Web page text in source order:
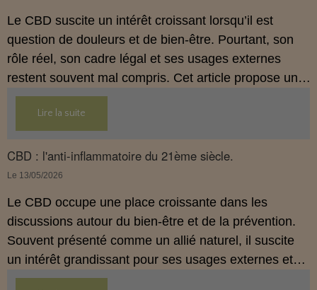
Le CBD suscite un intérêt croissant lorsqu’il est
question de douleurs et de bien‑être. Pourtant, son
rôle réel, son cadre légal et ses usages externes
restent souvent mal compris. Cet article propose une
mise au point claire, moderne et conforme à la
réglementation française de 2026, afin de mieux
comprendre comment le CBD s’intègre dans une
approche globale de prévention.
Lire la suite
CBD : l'anti-inflammatoire du 21ème siècle.
Le 13/05/2026
Le CBD occupe une place croissante dans les
discussions autour du bien‑être et de la prévention.
Souvent présenté comme un allié naturel, il suscite
un intérêt grandissant pour ses usages externes et
son interaction avec le système endocannabinoïde.